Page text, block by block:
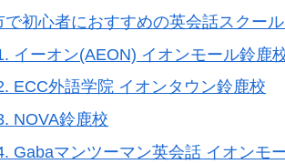
で初心者におすすめの英会話スクー
イーオン(AEON) イオンモール鈴鹿
ECC外語学院 イオンタウン鈴鹿校
NOVA鈴鹿校
Gabaマンツーマン英会話 イオンモ